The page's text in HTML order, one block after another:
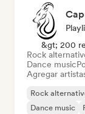
&gt; 200
Rock
Dance music
Agregar
Rock
Dance music